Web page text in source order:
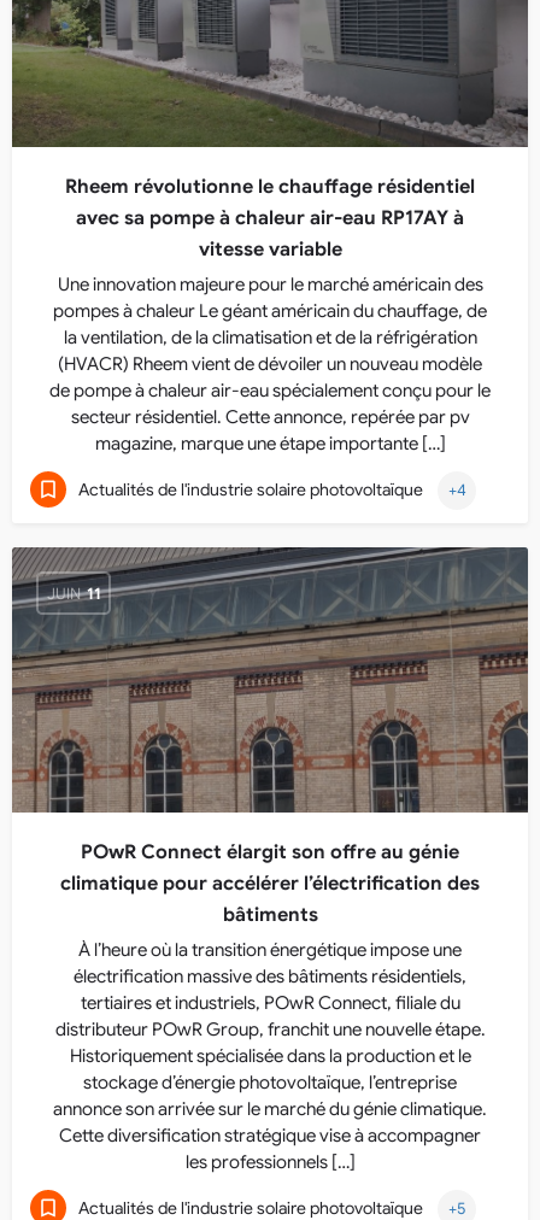
Rheem révolutionne le chauffage résidentiel
avec sa pompe à chaleur air-eau RP17AY à
vitesse variable
Une innovation majeure pour le marché américain des
pompes à chaleur Le géant américain du chauffage, de
la ventilation, de la climatisation et de la réfrigération
(HVACR) Rheem vient de dévoiler un nouveau modèle
de pompe à chaleur air-eau spécialement conçu pour le
secteur résidentiel. Cette annonce, repérée par pv
magazine, marque une étape importante […]
Actualités de l'industrie solaire photovoltaïque +4
JUIN 11
POwR Connect élargit son offre au génie
climatique pour accélérer l’électrification des
bâtiments
À l’heure où la transition énergétique impose une
électrification massive des bâtiments résidentiels,
tertiaires et industriels, POwR Connect, filiale du
distributeur POwR Group, franchit une nouvelle étape.
Historiquement spécialisée dans la production et le
stockage d’énergie photovoltaïque, l’entreprise
annonce son arrivée sur le marché du génie climatique.
Cette diversification stratégique vise à accompagner
les professionnels […]
Actualités de l'industrie solaire photovoltaïque +5